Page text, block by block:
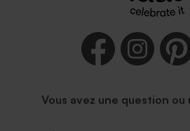
Vous avez une question ou